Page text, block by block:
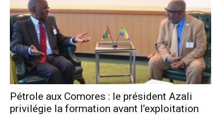
Pétrole aux Comores : le président Azali
privilégie la formation avant l’exploitation